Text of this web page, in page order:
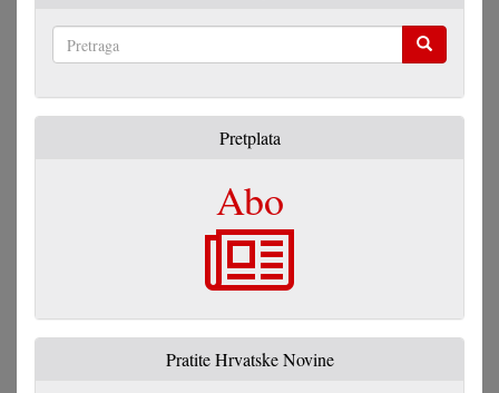
Pretplata
Abo
Pratite Hrvatske Novine